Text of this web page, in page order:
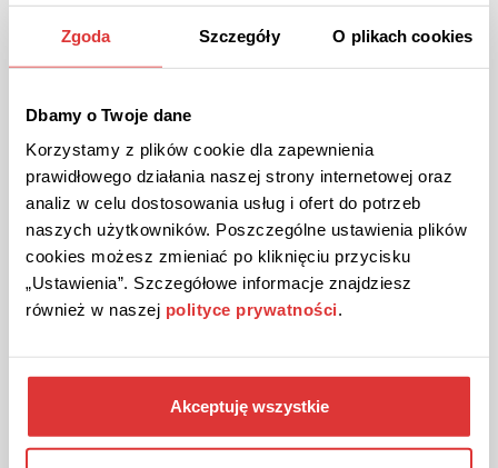
Zgoda Szczegóły O plikach cookies
Dbamy o Twoje dane
Korzystamy z plików cookie dla zapewnienia
prawidłowego działania naszej strony internetowej oraz
analiz w celu dostosowania usług i ofert do potrzeb
naszych użytkowników. Poszczególne ustawienia plików
cookies możesz zmieniać po kliknięciu przycisku
„Ustawienia”. Szczegółowe informacje znajdziesz
również w naszej polityce prywatności.
Akceptuję wszystkie
Prezent dla mamy na Dzień Mamy
wszystkie mamy...
14-05-2021